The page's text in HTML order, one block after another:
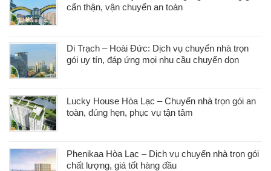
cẩn thận, vận chuyển an toàn
Di Trạch – Hoài Đức: Dịch vụ chuyển nhà trọn
gói uy tín, đáp ứng mọi nhu cầu chuyển dọn
Lucky House Hòa Lạc – Chuyển nhà trọn gói an
toàn, đúng hẹn, phục vụ tận tâm
Phenikaa Hòa Lạc – Dịch vụ chuyển nhà trọn gói
chất lượng, giá tốt hàng đầu